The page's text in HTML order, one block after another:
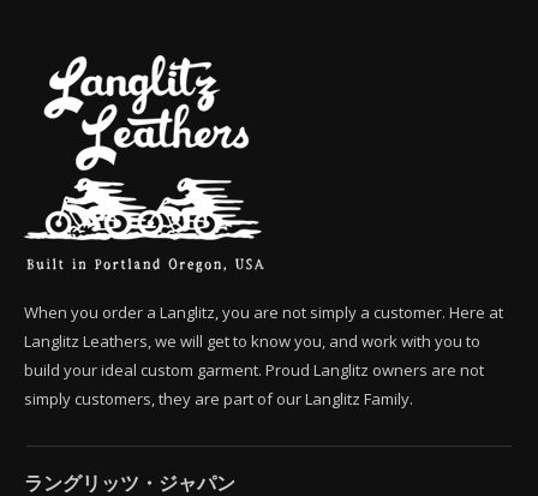
When you order a Langlitz, you are not simply a customer. Here at
Langlitz Leathers, we will get to know you, and work with you to
build your ideal custom garment. Proud Langlitz owners are not
simply customers, they are part of our Langlitz Family.
ラングリッツ・ジャパン